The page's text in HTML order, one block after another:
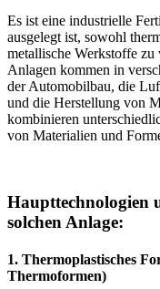
Es ist eine industrielle
ausgelegt ist, sowohl
metallische Werkstoffe
Anlagen kommen in
der Automobilbau, die
und die Herstellung von
kombinieren
von Materialien und
Haupttechnologien
solchen Anlage:
1. Thermoplastisches
Thermoformen)